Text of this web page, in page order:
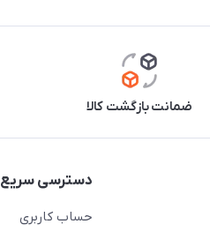
ضمانت بازگشت کالا
دسترسی سریع
حساب کاربری